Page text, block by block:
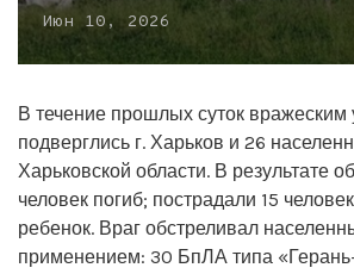
Июн 10, 2026
В течение прошлых суток вражеским
подверглись г. Харьков и 26
Харьковской области. В результате
человек погиб; пострадали 15
ребенок. Враг обстреливал
применением: 30 БпЛА типа